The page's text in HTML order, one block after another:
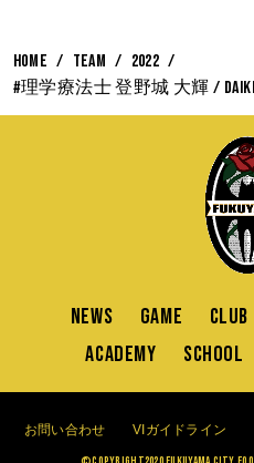
HOME TEAM
2022
#理学療法士 登野城 大輝 / Daiki
NEWS GAME CLUB
ACADEMY
SCHOOL
お問い合わせ VIガイドライン